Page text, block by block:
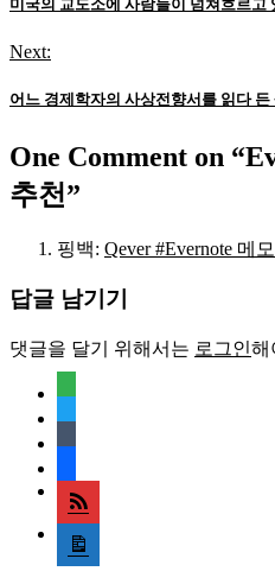
색
미국의 교도소에 사람들이 넘쳐흐르고
Next:
어느 경제학자의 사상전향서를 읽다 든
One Comment on “
추천”
핑백: Qever #Evernote 메
답글 남기기
댓글을 달기 위해서는 로그인해
rss
media-
document